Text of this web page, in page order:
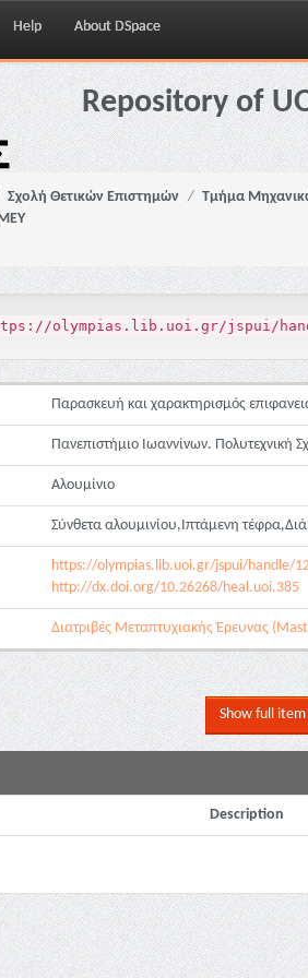
Help About DSpace
Repository of
Σχολή Θετικών Επιστημών
Τμήμα
olympias.lib.uoi.gr/jspui/
Παρασκευή και χαρακτηρισμός
Πανεπιστήμιο Ιωαννίνων.
Αλουμίνιο
Σύνθετα αλουμινίου,Ιπτάμενη
https://olympias.lib.uoi.gr/jspui/handle/
http://dx.doi.org/10.26268/heal.uoi.385
Διατριβές Μεταπτυχιακής Έρευνας
Show full
Description